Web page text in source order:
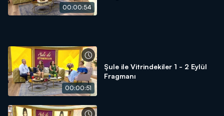
00:00:54
00:00:51
Şule ile Vitrindekiler 1 - 2 Eylül
Fragmanı